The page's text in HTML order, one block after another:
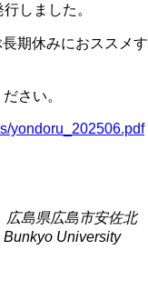
しました。
期休みにおススメす
さい。
yondoru_202506.pdf
島県広島市安佐北
University